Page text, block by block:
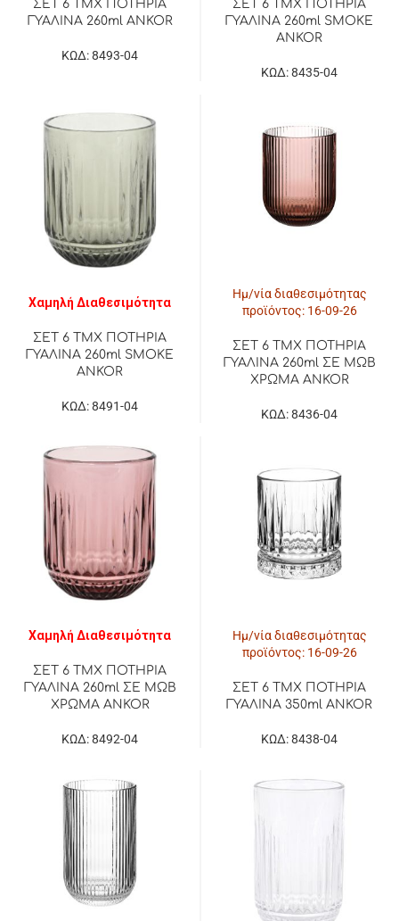
ΣΕΤ 6 ΤΜΧ ΠΟΤΗΡΙΑ
ΓΥΑΛΙΝΑ 260ml ANKOR
ΚΩΔ: 8493-04
ΣΕΤ 6 ΤΜΧ ΠΟΤΗΡΙΑ
ΓΥΑΛΙΝΑ 260ml SMOKE
ANKOR
ΚΩΔ: 8435-04
Χαμηλή Διαθεσιμότητα
ΣΕΤ 6 ΤΜΧ ΠΟΤΗΡΙΑ
ΓΥΑΛΙΝΑ 260ml SMOKE
ANKOR
ΚΩΔ: 8491-04
Ημ/νία διαθεσιμότητας
προϊόντος: 16-09-26
ΣΕΤ 6 ΤΜΧ ΠΟΤΗΡΙΑ
ΓΥΑΛΙΝΑ 260ml ΣΕ ΜΩΒ
ΧΡΩΜΑ ANKOR
ΚΩΔ: 8436-04
Χαμηλή Διαθεσιμότητα
ΣΕΤ 6 ΤΜΧ ΠΟΤΗΡΙΑ
ΓΥΑΛΙΝΑ 260ml ΣΕ ΜΩΒ
ΧΡΩΜΑ ANKOR
ΚΩΔ: 8492-04
Ημ/νία διαθεσιμότητας
προϊόντος: 16-09-26
ΣΕΤ 6 ΤΜΧ ΠΟΤΗΡΙΑ
ΓΥΑΛΙΝΑ 350ml ANKOR
ΚΩΔ: 8438-04